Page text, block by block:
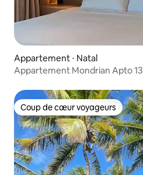
Appartement ⋅ Natal
Appartement Mondrian Apto 13
Coup de cœur voyageurs
Coup de cœur voyageurs